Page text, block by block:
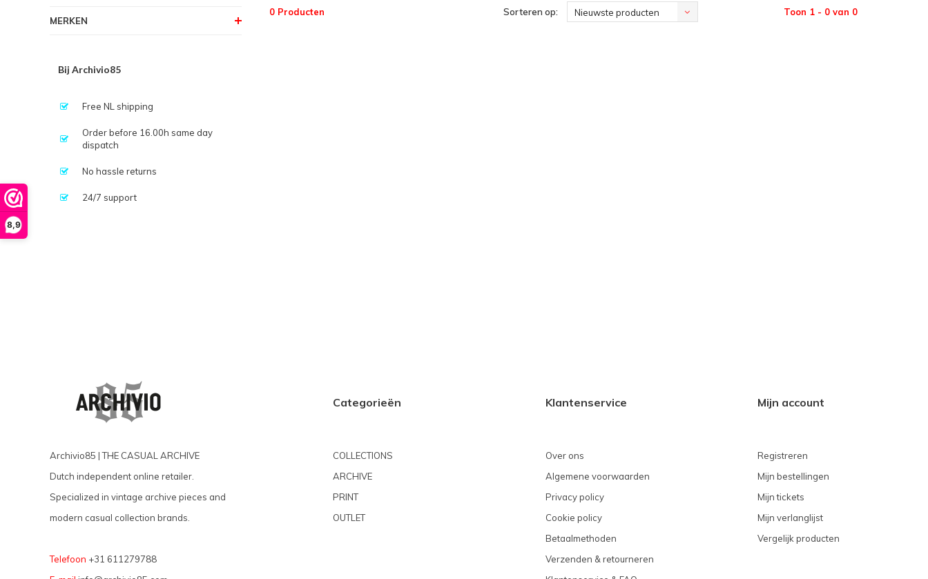
8,9
MERKEN
Bij Archivio85
Free NL shipping
Order before 16.00h same day
dispatch
No hassle returns
24/7 support
0 Producten Sorteren op: Nieuwste producten Toon 1 - 0 van 0
Archivio85 | THE CASUAL ARCHIVE
Dutch independent online retailer.
Specialized in vintage archive pieces and
modern casual collection brands.
Telefoon +31 611279788
Categorieën
COLLECTIONS
ARCHIVE
PRINT
OUTLET
Klantenservice
Over ons
Algemene voorwaarden
Privacy policy
Cookie policy
Betaalmethoden
Verzenden & retourneren
Mijn account
Registreren
Mijn bestellingen
Mijn tickets
Mijn verlanglijst
Vergelijk producten